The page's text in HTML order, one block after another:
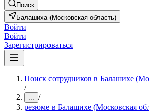
Поиск
Балашиха (Московская область)
Войти
Войти
Зарегистрироваться
Поиск сотрудников в Балашихе
/
... /
резюме в Балашихе (Московская